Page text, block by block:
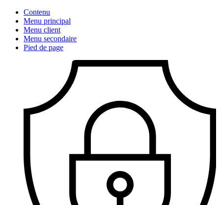
Contenu
Menu principal
Menu client
Menu secondaire
Pied de page